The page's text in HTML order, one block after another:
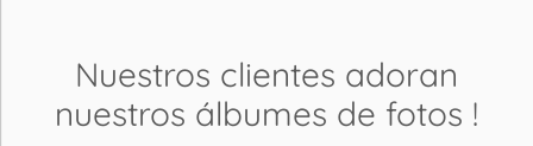
Nuestros clientes adoran
nuestros álbumes de fotos !